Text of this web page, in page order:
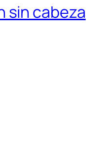
sin cabeza